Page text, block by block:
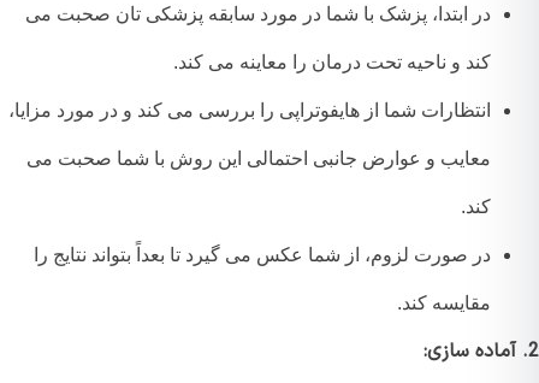
در ابتدا، پزشک با شما در مورد سابقه پزشکی تان صحبت می
کند و ناحیه تحت درمان را معاینه می کند.
انتظارات شما از هایفوتراپی را بررسی می کند و در مورد مزایا،
معایب و عوارض جانبی احتمالی این روش با شما صحبت می
کند.
در صورت لزوم، از شما عکس می گیرد تا بعداً بتواند نتایج را
مقایسه کند.